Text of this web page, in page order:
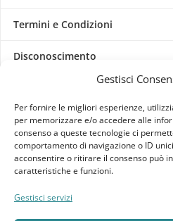
Gestisci
Per fornire le migliori esperienze,
per memorizzare e/o accedere alle
consenso a queste tecnologie ci
comportamento di navigazione o ID
acconsentire o ritirare il consenso può
caratteristiche e funzioni.
Gestisci servizi
Termini e Condizioni
Disconoscimento
Raffrescatori Evaporativi
CLIENTE